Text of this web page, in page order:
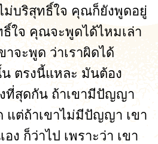
ม่บริสุทธิ์ใจ คุณก็ยังพูดอยู่
ใจ คุณจะพูดได้ไหมเล่า
าจะพูด ว่าเราผิดได้
น ตรงนี้แหละ มันต้อง
ที่สุดกัน ถ้าเขามีปัญญา
แต่ถ้าเขาไม่มีปัญญา เขา
ง ก็ว่าไป เพราะว่า เขา